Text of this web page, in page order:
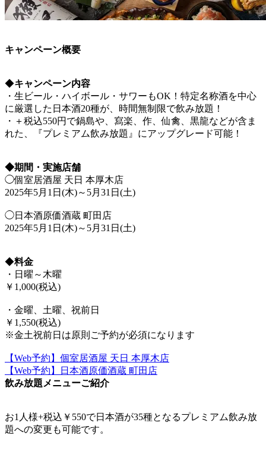
キャンペーン概要
◆キャンペーン内容
・生ビール・ハイボール・サワーもOK！特定名称酒を中心
に厳選した日本酒20種が、時間無制限で飲み放題！
・＋税込550円で鍋島や、寫楽、作、仙禽、黒龍などが含ま
れた、『プレミアム飲み放題』にアップグレード可能！
◆期間・実施店舗
◯個室居酒屋 天日 本厚木店
2025年5月1日(木)～5月31日(土)
◯日本酒原価酒蔵 町田店
2025年5月1日(木)～5月31日(土)
◆料金
・日曜～木曜
￥1,000(税込)
・金曜、土曜、祝前日
￥1,550(税込)
※金土祝前日は原則ご予約が必須になります
【Web予約】個室居酒屋 天日 本厚木店
【Web予約】日本酒原価酒蔵 町田店
飲み放題メニューご紹介
お1人様+税込￥550で日本酒が35種となるプレミアム飲み放
題への変更も可能です。